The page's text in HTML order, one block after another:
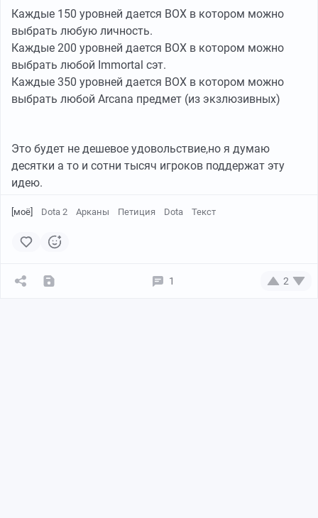
Каждые 150 уровней дается BOX в котором можно
выбрать любую личность.
Каждые 200 уровней дается BOX в котором можно
выбрать любой Immortal сэт.
Каждые 350 уровней дается BOX в котором можно
выбрать любой Arcana предмет (из экзлюзивных)
Это будет не дешевое удовольствие,но я думаю
десятки а то и сотни тысяч игроков поддержат эту
идею.
[моё] Dota 2 Арканы Петиция Dota Текст
1 2